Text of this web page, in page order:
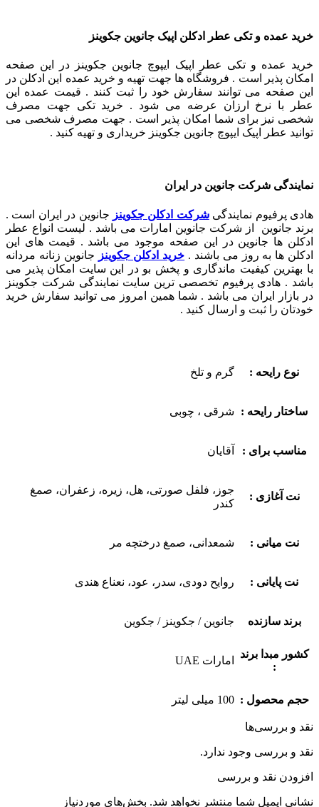
خرید عمده و تکی عطر ادکلن اپیک جانوین جکوینز
خرید عمده و تکی عطر اپیک ایپوچ جانوین جکوینز در این صفحه
امکان پذیر است . فروشگاه ها جهت تهیه و خرید عمده این ادکلن در
این صفحه می توانند سفارش خود را ثبت کنند . قیمت عمده این
عطر با نرخ ارزان عرضه می شود . خرید تکی جهت مصرف
شخصی نیز برای شما امکان پذیر است . جهت مصرف شخصی می
توانید عطر اپیک ایپوچ جانوین جکوینز خریداری و تهیه کنید .
نمایندگی شرکت جانوین در ایران
هادی پرفیوم نمایندگیشرکت ادکلن جکوینز جانوین در ایران است .
برند جانوین از شرکت جانوین امارات می باشد . لیست انواع عطر
ادکلن ها جانوین در این صفحه موجود می باشد . قیمت های این
ادکلن ها به روز می باشند . خرید ادکلن جکوینز جانوین زنانه مردانه
با بهترین کیفیت ماندگاری و پخش بو در این سایت امکان پذیر می
باشد . هادی پرفیوم تخصصی ترین سایت نمایندگی شرکت جکوینز
در بازار ایران می باشد . شما همین امروز می توانید سفارش خرید
خودتان را ثبت و ارسال کنید .
نوع رایحه : گرم و تلخ
ساختار رایحه : شرقی ، چوبی
مناسب برای : آقایان
نت آغازی :
جوز، فلفل صورتی، هل، زیره، زعفران، صمغ
کندر
نت میانی : شمعدانی، صمغ درختچه مر
نت پایانی : روایح دودی، سدر، عود، نعناع هندی
برند سازنده جانوین / جکوینز / جکوین
کشور مبدا برند
:
امارات UAE
حجم محصول : 100 میلی لیتر
نقد و بررسی‌ها
نقد و بررسی وجود ندارد.
افزودن نقد و بررسی
نشانی ایمیل شما منتشر نخواهد شد. بخش‌های موردنیاز